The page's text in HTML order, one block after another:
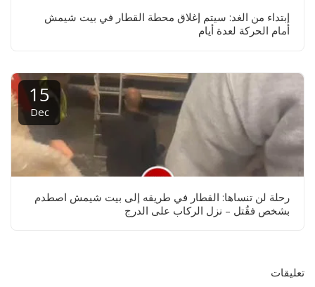
إبتداء من الغد: سيتم إغلاق محطة القطار في بيت شيمش
أمام الحركة لعدة أيام
15
Dec
رحلة لن تنساها: القطار في طريقه إلى بيت شيمش اصطدم
بشخص فقُتل – نزل الركاب على الدرج
تعليقات